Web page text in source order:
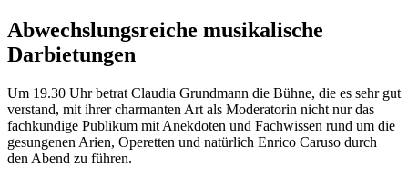
Abwechslungsreiche musikalische
Darbietungen
Um 19.30 Uhr betrat Claudia Grundmann die Bühne, die es sehr gut
verstand, mit ihrer charmanten Art als Moderatorin nicht nur das
fachkundige Publikum mit Anekdoten und Fachwissen rund um die
gesungenen Arien, Operetten und natürlich Enrico Caruso durch
den Abend zu führen.